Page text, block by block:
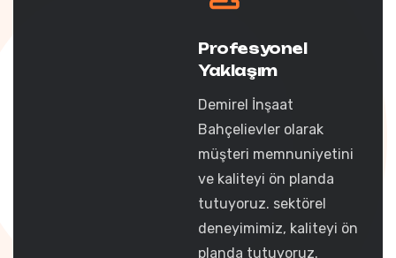
Profesyonel
Yaklaşım
Demirel İnşaat
Bahçelievler olarak
müşteri memnuniyetini
ve kaliteyi ön planda
tutuyoruz. sektörel
deneyimimiz, kaliteyi ön
planda tutuyoruz.